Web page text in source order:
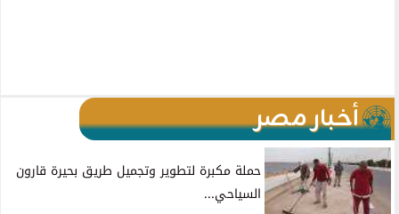
أخبار مصر
حملة مكبرة لتطوير وتجميل طريق بحيرة قارون
السياحي...